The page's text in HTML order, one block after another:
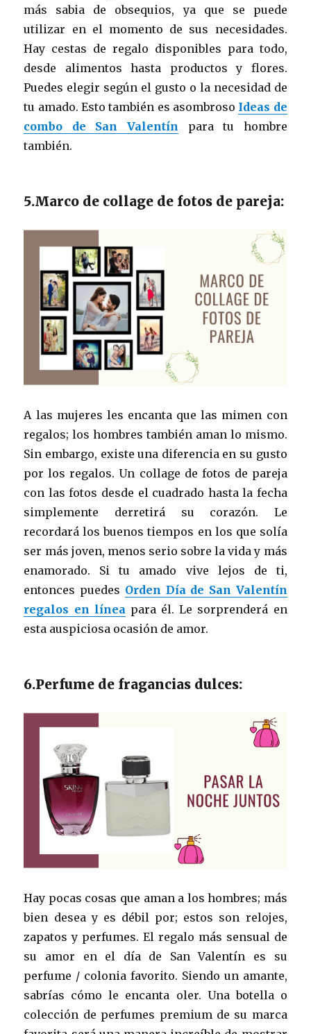
más sabia de obsequios, ya que se puede
utilizar en el momento de sus necesidades.
Hay cestas de regalo disponibles para todo,
desde alimentos hasta productos y flores.
Puedes elegir según el gusto o la necesidad de
tu amado. Esto también es asombroso Ideas de
combo de San Valentín para tu hombre
también.
5.Marco de collage de fotos de pareja:
A las mujeres les encanta que las mimen con
regalos; los hombres también aman lo mismo.
Sin embargo, existe una diferencia en su gusto
por los regalos. Un collage de fotos de pareja
con las fotos desde el cuadrado hasta la fecha
simplemente derretirá su corazón. Le
recordará los buenos tiempos en los que solía
ser más joven, menos serio sobre la vida y más
enamorado. Si tu amado vive lejos de ti,
entonces puedes Orden Día de San Valentín
regalos en línea para él. Le sorprenderá en
esta auspiciosa ocasión de amor.
6.Perfume de fragancias dulces:
Hay pocas cosas que aman a los hombres; más
bien desea y es débil por; estos son relojes,
zapatos y perfumes. El regalo más sensual de
su amor en el día de San Valentín es su
perfume / colonia favorito. Siendo un amante,
sabrías cómo le encanta oler. Una botella o
colección de perfumes premium de su marca